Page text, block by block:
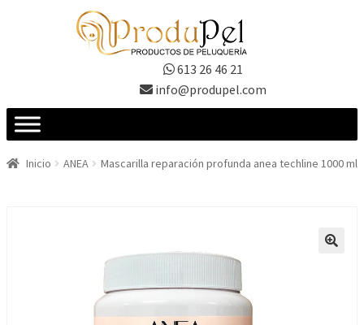
613 26 46 21
info@produpel.com
Inicio ANEA Mascarilla reparación profunda anea techline 1000 ml